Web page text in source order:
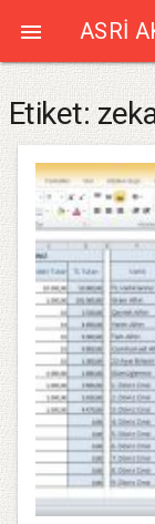
 ASRI
Etiket: